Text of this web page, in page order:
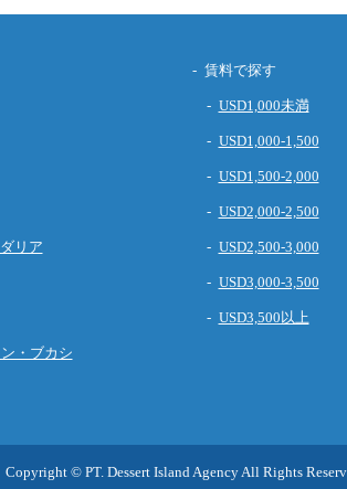
リア
・ブカシ
賃料で探す
USD1,000未満
USD1,000-1,500
USD1,500-2,000
USD2,000-2,500
USD2,500-3,000
USD3,000-3,500
USD3,500以上
Copyright © PT. Dessert Island Agency All Rights